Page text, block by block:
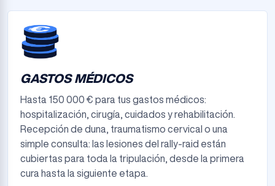
GASTOS MÉDICOS
Hasta 150 000 € para tus gastos médicos:
hospitalización, cirugía, cuidados y rehabilitación.
Recepción de duna, traumatismo cervical o una
simple consulta: las lesiones del rally-raid están
cubiertas para toda la tripulación, desde la primera
cura hasta la siguiente etapa.